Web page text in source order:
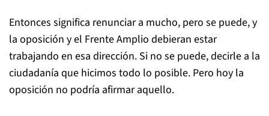
Entonces significa renunciar a mucho, pero se puede, y
la oposición y el Frente Amplio debieran estar
trabajando en esa dirección. Si no se puede, decirle a la
ciudadanía que hicimos todo lo posible. Pero hoy la
oposición no podría afirmar aquello.